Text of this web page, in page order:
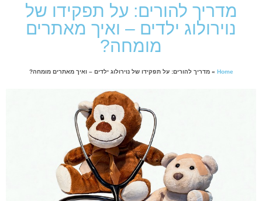
מדריך להורים: על תפקידו של
נוירולוג ילדים – ואיך מאתרים
מומחה?
Home
»מדריך להורים: על תפקידו של נוירולוג ילדים – ואיך מאתרים מומחה?